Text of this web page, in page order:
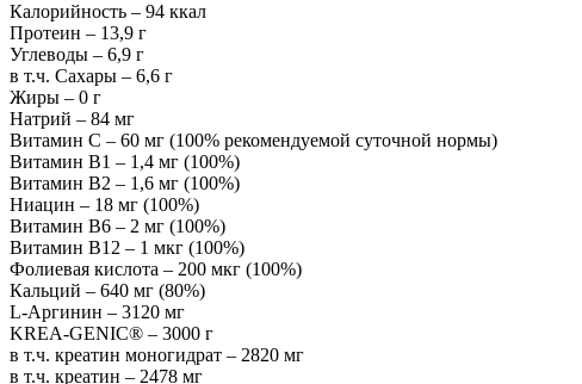
Калорийность – 94 ккал
Протеин – 13,9 г
Углеводы – 6,9 г
в т.ч. Сахары – 6,6 г
Жиры – 0 г
Натрий – 84 мг
Витамин С – 60 мг (100% рекомендуемой суточной нормы)
Витамин В1 – 1,4 мг (100%)
Витамин В2 – 1,6 мг (100%)
Ниацин – 18 мг (100%)
Витамин В6 – 2 мг (100%)
Витамин В12 – 1 мкг (100%)
Фолиевая кислота – 200 мкг (100%)
Кальций – 640 мг (80%)
L-Аргинин – 3120 мг
KREA-GENIC® – 3000 г
в т.ч. креатин моногидрат – 2820 мг
в т.ч. креатин – 2478 мг